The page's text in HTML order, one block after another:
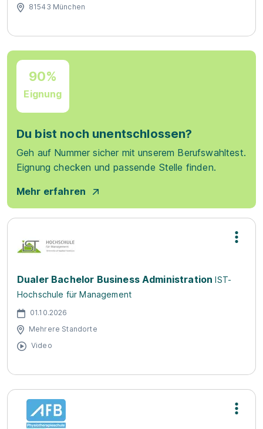
81543 München
90%
Eignung
Du bist noch unentschlossen?
Geh auf Nummer sicher mit unserem Berufswahltest.
Eignung checken und passende Stelle finden.
Mehr erfahren
Dualer Bachelor Business Administration IST-
Hochschule für Management
01.10.2026
Mehrere Standorte
Video